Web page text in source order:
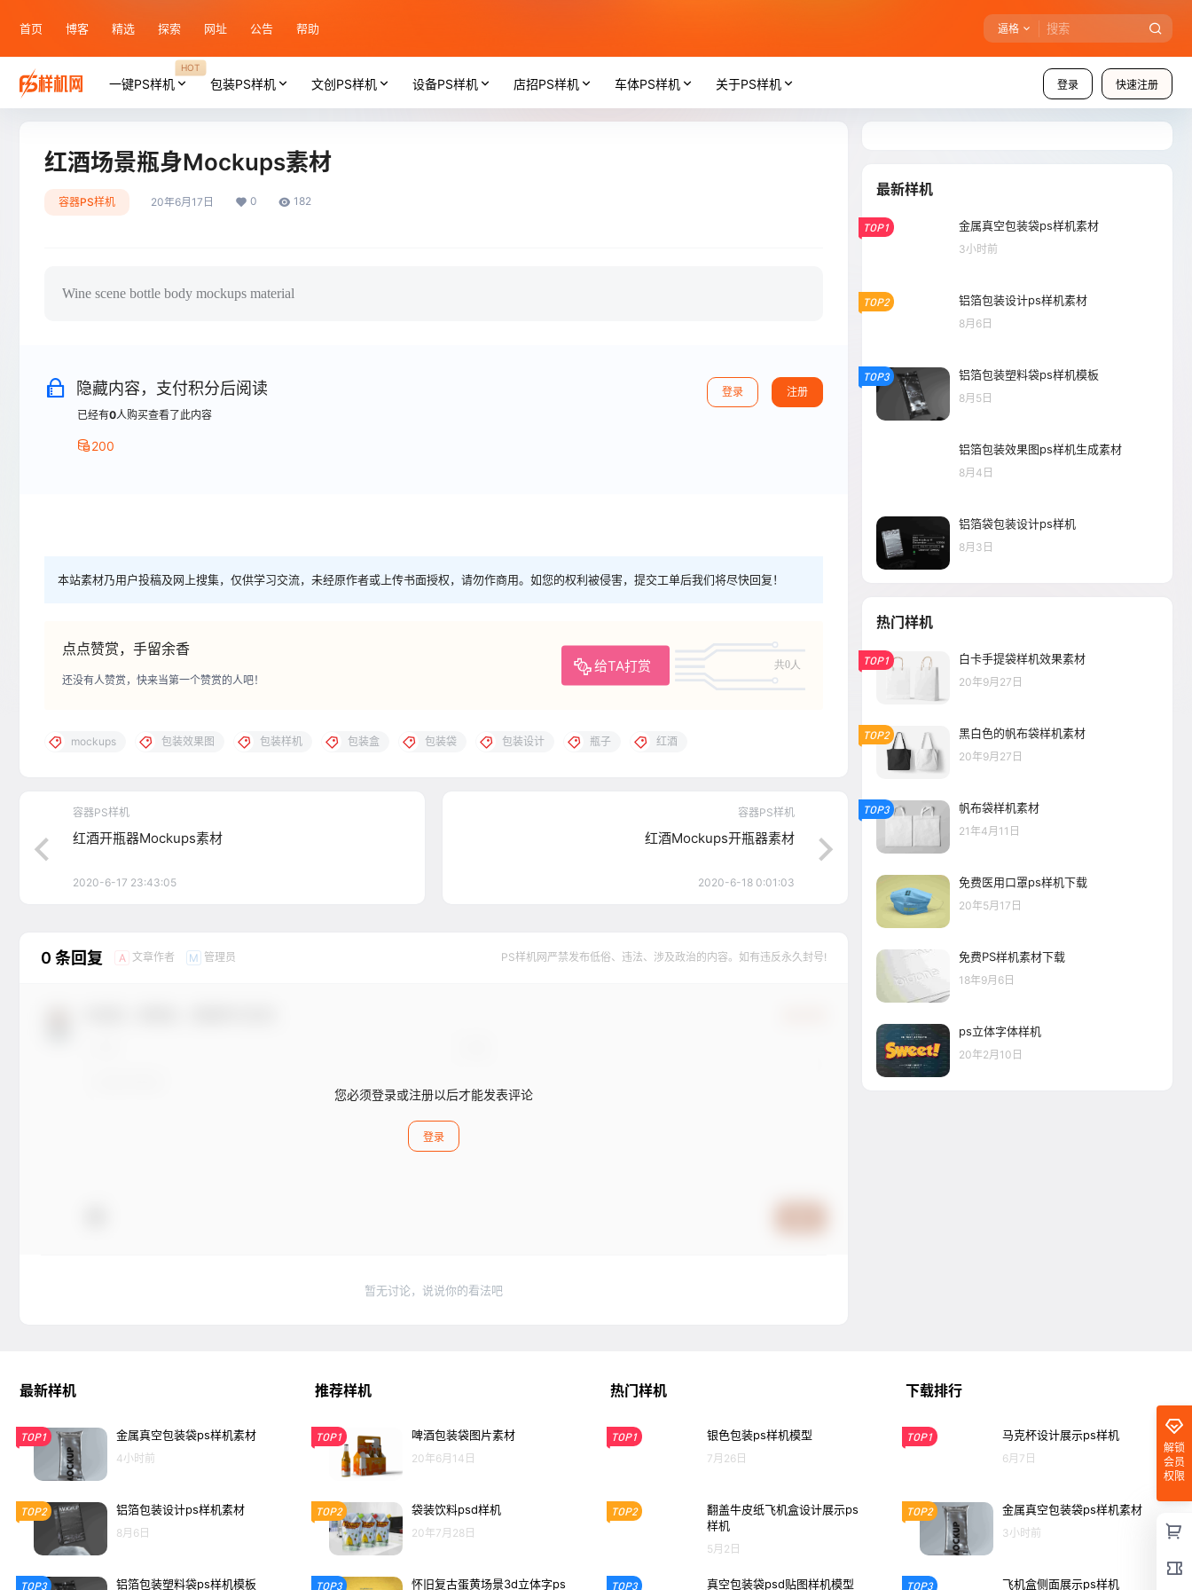
首页 博客 精选 探索 网址 公告 帮助 逼格
登录 快速注册
一键PS样机
HOT
包装PS样机 文创PS样机 设备PS样机 店招PS样机 车体PS样机 关于PS样机
红酒场景瓶身Mockups素材
容器PS样机 20年6月17日 0 182
Wine scene bottle body mockups material
隐藏内容，支付积分后阅读
已经有0人购买查看了此内容
200
登录 注册
本站素材乃用户投稿及网上搜集，仅供学习交流，未经原作者或上传书面授权，请勿作商用。如您的权利被侵害，提交工单后我们将尽快回复！
点点赞赏，手留余香
给TA打赏 共0人
还没有人赞赏，快来当第一个赞赏的人吧！
mockups 包装效果图 包装样机 包装盒 包装袋 包装设计 瓶子 红酒
容器PS样机
红酒开瓶器Mockups素材
2020-6-17 23:43:05
容器PS样机
红酒Mockups开瓶器素材
2020-6-18 0:01:03
0 条回复 A 文章作者 M 管理员 PS样机网严禁发布低俗、违法、涉及政治的内容。如有违反永久封号!
您必须登录或注册以后才能发表评论
登录
暂无讨论，说说你的看法吧
最新样机
TOP1 金属真空包装袋ps样机素材
3小时前
TOP2 铝箔包装设计ps样机素材
8月6日
TOP3 铝箔包装塑料袋ps样机模板
8月5日
铝箔包装效果图ps样机生成素材
8月4日
铝箔袋包装设计ps样机
8月3日
热门样机
TOP1 白卡手提袋样机效果素材
20年9月27日
TOP2 黑白色的帆布袋样机素材
20年9月27日
TOP3 帆布袋样机素材
21年4月11日
免费医用口罩ps样机下载
20年5月17日
免费PS样机素材下载
18年9月6日
ps立体字体样机
20年2月10日
解锁
会员
权限
最新样机
TOP1 金属真空包装袋ps样机素材
4小时前
TOP2 铝箔包装设计ps样机素材
8月6日
TOP3 铝箔包装塑料袋ps样机模板
推荐样机
TOP1 啤酒包装袋图片素材
20年6月14日
TOP2 袋装饮料psd样机
20年7月28日
TOP3 怀旧复古蛋黄场景3d立体字ps
热门样机
TOP1 银色包装ps样机模型
7月26日
TOP2
翻盖牛皮纸飞机盒设计展示ps
样机
5月2日
TOP3 真空包装袋psd贴图样机模型
下载排行
TOP1 马克杯设计展示ps样机
6月7日
TOP2 金属真空包装袋ps样机素材
3小时前
TOP3 飞机盒侧面展示ps样机